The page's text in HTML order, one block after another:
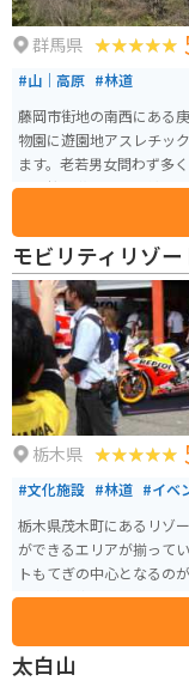
群馬県
#山｜高原 #林道
藤岡市街地の南西にある
物園に遊園地アスレチッ
ます。老若男女問わず多
には桜の花も咲いて綺麗
モビリティリゾー
栃木県
#文化施設 #林道 #イベ
栃木県茂木町にあるリゾ
ができるエリアが揃っています。 【ツインリンクもてぎ】 モ
トもてぎの中心となるの
ースが開催されるサーキ
行われています。また、
も設けられており、モータ
テルツインリンクもてぎ
太白山